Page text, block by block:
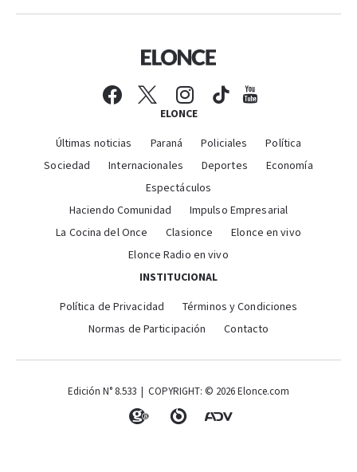
ELONCE
Últimas noticias Paraná Policiales
Política
Sociedad
Internacionales Deportes
Economía
Espectáculos
Haciendo Comunidad
Impulso Empresarial
La Cocina del Once
Clasionce
Elonce en vivo
Elonce Radio en vivo
INSTITUCIONAL
Política de Privacidad
Términos y Condiciones
Normas de Participación
Contacto
Edición N° 8.533 | COPYRIGHT: © 2026 Elonce.com